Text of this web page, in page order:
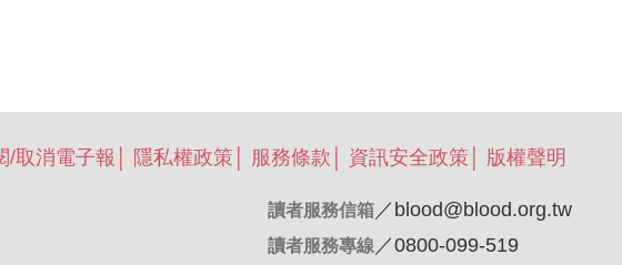
/取消電子報 隱私權政策 服務條款 資訊安全政策 版權聲明
讀者服務信箱／ blood@blood.org.tw
讀者服務專線 ／0800-099-519